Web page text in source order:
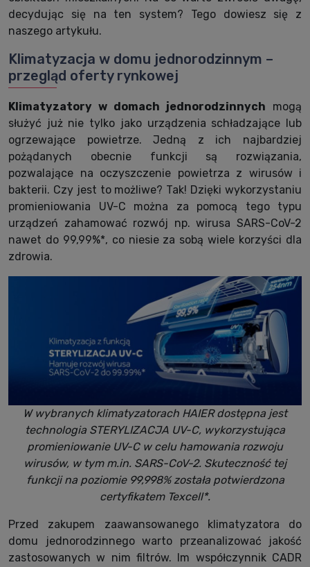
decydując się na ten system? Tego dowiesz się z
naszego artykułu.
Klimatyzacja w domu jednorodzinnym –
przegląd oferty rynkowej
Klimatyzatory w domach jednorodzinnych mogą
służyć już nie tylko jako urządzenia schładzające lub
ogrzewające powietrze. Jedną z ich najbardziej
pożądanych obecnie funkcji są rozwiązania,
pozwalające na oczyszczenie powietrza z wirusów i
bakterii. Czy jest to możliwe? Tak! Dzięki wykorzystaniu
promieniowania UV-C można za pomocą tego typu
urządzeń zahamować rozwój np. wirusa SARS-CoV-2
nawet do 99,99%*, co niesie za sobą wiele korzyści dla
zdrowia.
W wybranych klimatyzatorach HAIER dostępna jest
technologia STERYLIZACJA UV-C, wykorzystująca
promieniowanie UV-C w celu hamowania rozwoju
wirusów, w tym m.in. SARS-CoV-2. Skuteczność tej
funkcji na poziomie 99,998% została potwierdzona
certyfikatem Texcell*.
Przed zakupem zaawansowanego klimatyzatora do
domu jednorodzinnego warto przeanalizować jakość
zastosowanych w nim filtrów. Im współczynnik CADR